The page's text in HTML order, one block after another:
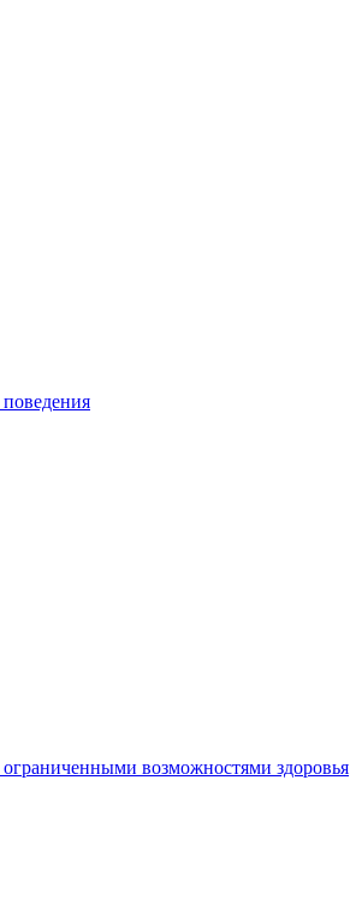
возможностями здоровья